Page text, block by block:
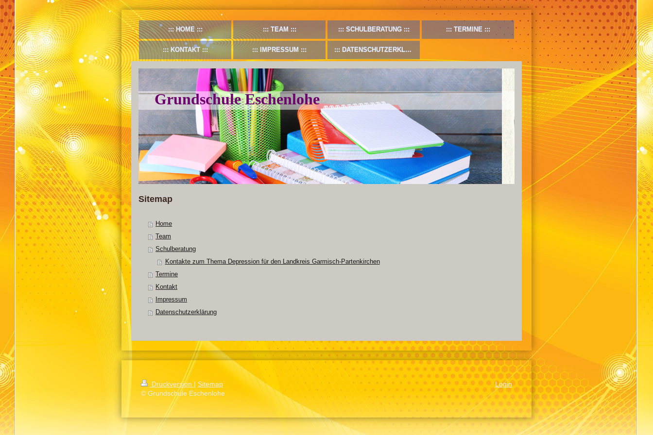
HOME TEAM SCHULBERATUNG TERMINE
KONTAKT IMPRESSUM DATENSCHUTZERKLÄRUNG
Grundschule Eschenlohe
Sitemap
Home
Team
Schulberatung
Kontakte zum Thema Depression für den Landkreis Garmisch-Partenkirchen
Termine
Kontakt
Impressum
Datenschutzerklärung
Druckversion | Sitemap
© Grundschule Eschenlohe
Login